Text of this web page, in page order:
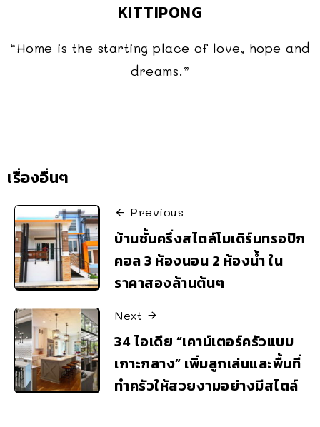
KITTIPONG
“Home is the starting place of love, hope and
dreams.”
เรื่องอื่นๆ
Previous
บ้านชั้นครึ่งสไตล์โมเดิร์นทรอปิก
คอล 3 ห้องนอน 2 ห้องน้ำ ใน
ราคาสองล้านต้นๆ
Next
34 ไอเดีย “เคาน์เตอร์ครัวแบบ
เกาะกลาง” เพิ่มลูกเล่นและพื้นที่
ทำครัวให้สวยงามอย่างมีสไตล์